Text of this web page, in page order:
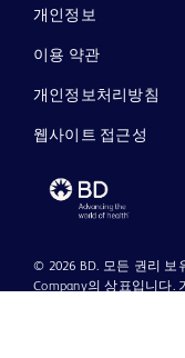
개인정보
이용 약관
개인정보처리방침
웹사이트 접근성
© 2026 BD. 모든 권리 보
Company의 상표입니다.